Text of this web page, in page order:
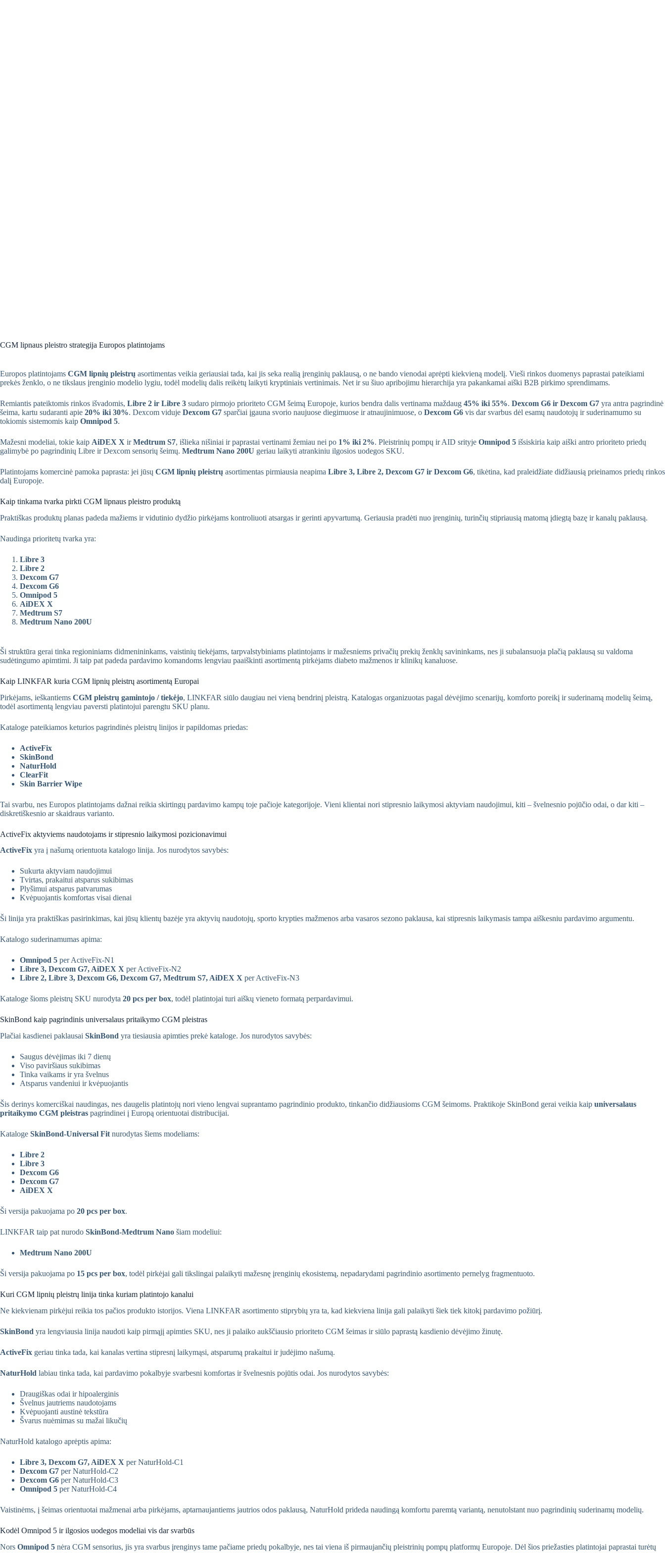
CGM lipnaus pleistro strategija Europos platintojams
Europos platintojams CGM lipnių pleistrų asortimentas veikia geriausiai tada, kai jis seka realią įrenginių paklausą, o ne bando vienodai aprėpti kiekvieną modelį. Vieši rinkos duomenys paprastai pateikiami
prekės ženklo, o ne tikslaus įrenginio modelio lygiu, todėl modelių dalis reikėtų laikyti kryptiniais vertinimais. Net ir su šiuo apribojimu hierarchija yra pakankamai aiški B2B pirkimo sprendimams.
Remiantis pateiktomis rinkos išvadomis, Libre 2 ir Libre 3 sudaro pirmojo prioriteto CGM šeimą Europoje, kurios bendra dalis vertinama maždaug 45% iki 55%. Dexcom G6 ir Dexcom G7 yra antra pagrindinė
šeima, kartu sudaranti apie 20% iki 30%. Dexcom viduje Dexcom G7 sparčiai įgauna svorio naujuose diegimuose ir atnaujinimuose, o Dexcom G6 vis dar svarbus dėl esamų naudotojų ir suderinamumo su
tokiomis sistemomis kaip Omnipod 5.
Mažesni modeliai, tokie kaip AiDEX X irMedtrum S7, išlieka nišiniai ir paprastai vertinami žemiau nei po 1% iki 2%. Pleistrinių pompų ir AID srityje Omnipod 5 išsiskiria kaip aiški antro prioriteto priedų
galimybė po pagrindinių Libre ir Dexcom sensorių šeimų. Medtrum Nano 200U geriau laikyti atrankiniu ilgosios uodegos SKU.
Platintojams komercinė pamoka paprasta: jei jūsų CGM lipnių pleistrų asortimentas pirmiausia neapima Libre 3, Libre 2, Dexcom G7 ir Dexcom G6, tikėtina, kad praleidžiate didžiausią prieinamos priedų rinkos
dalį Europoje.
Kaip tinkama tvarka pirkti CGM lipnaus pleistro produktą
Praktiškas produktų planas padeda mažiems ir vidutinio dydžio pirkėjams kontroliuoti atsargas ir gerinti apyvartumą. Geriausia pradėti nuo įrenginių, turinčių stipriausią matomą įdiegtą bazę ir kanalų paklausą.
Naudinga prioritetų tvarka yra:
Libre 3
Libre 2
Dexcom G7
Dexcom G6
Omnipod 5
AiDEX X
Medtrum S7
Medtrum Nano 200U
Ši struktūra gerai tinka regioniniams didmenininkams, vaistinių tiekėjams, tarpvalstybiniams platintojams ir mažesniems privačių prekių ženklų savininkams, nes ji subalansuoja plačią paklausą su valdoma
sudėtingumo apimtimi. Ji taip pat padeda pardavimo komandoms lengviau paaiškinti asortimentą pirkėjams diabeto mažmenos ir klinikų kanaluose.
Kaip LINKFAR kuria CGM lipnių pleistrų asortimentą Europai
Pirkėjams, ieškantiems CGM pleistrų gamintojo / tiekėjo, LINKFAR siūlo daugiau nei vieną bendrinį pleistrą. Katalogas organizuotas pagal dėvėjimo scenarijų, komforto poreikį ir suderinamą modelių šeimą,
todėl asortimentą lengviau paversti platintojui parengtu SKU planu.
Kataloge pateikiamos keturios pagrindinės pleistrų linijos ir papildomas priedas:
ActiveFix
SkinBond
NaturHold
ClearFit
Skin Barrier Wipe
Tai svarbu, nes Europos platintojams dažnai reikia skirtingų pardavimo kampų toje pačioje kategorijoje. Vieni klientai nori stipresnio laikymosi aktyviam naudojimui, kiti – švelnesnio pojūčio odai, o dar kiti –
diskretiškesnio ar skaidraus varianto.
ActiveFix aktyviems naudotojams ir stipresnio laikymosi pozicionavimui
ActiveFix yra į našumą orientuota katalogo linija. Jos nurodytos savybės:
Sukurta aktyviam naudojimui
Tvirtas, prakaitui atsparus sukibimas
Plyšimui atsparus patvarumas
Kvėpuojantis komfortas visai dienai
Ši linija yra praktiškas pasirinkimas, kai jūsų klientų bazėje yra aktyvių naudotojų, sporto krypties mažmenos arba vasaros sezono paklausa, kai stipresnis laikymasis tampa aiškesniu pardavimo argumentu.
Katalogo suderinamumas apima:
Omnipod 5 per ActiveFix-N1
Libre 3, Dexcom G7, AiDEX X per ActiveFix-N2
Libre 2, Libre 3, Dexcom G6, Dexcom G7, Medtrum S7, AiDEX X per ActiveFix-N3
Kataloge šioms pleistrų SKU nurodyta 20 pcs per box, todėl platintojai turi aiškų vieneto formatą perpardavimui.
SkinBond kaip pagrindinis universalaus pritaikymo CGM pleistras
Plačiai kasdienei paklausai SkinBond yra tiesiausia apimties prekė kataloge. Jos nurodytos savybės:
Saugus dėvėjimas iki 7 dienų
Viso paviršiaus sukibimas
Tinka vaikams ir yra švelnus
Atsparus vandeniui ir kvėpuojantis
Šis derinys komerciškai naudingas, nes daugelis platintojų nori vieno lengvai suprantamo pagrindinio produkto, tinkančio didžiausioms CGM šeimoms. Praktikoje SkinBond gerai veikia kaip universalaus
pritaikymo CGM pleistras pagrindinei į Europą orientuotai distribucijai.
Kataloge SkinBond-Universal Fit nurodytas šiems modeliams:
Libre 2
Libre 3
Dexcom G6
Dexcom G7
AiDEX X
Ši versija pakuojama po 20 pcs per box.
LINKFAR taip pat nurodo SkinBond-Medtrum Nano šiam modeliui:
Medtrum Nano 200U
Ši versija pakuojama po 15 pcs per box, todėl pirkėjai gali tikslingai palaikyti mažesnę įrenginių ekosistemą, nepadarydami pagrindinio asortimento pernelyg fragmentuoto.
Kuri CGM lipnių pleistrų linija tinka kuriam platintojo kanalui
Ne kiekvienam pirkėjui reikia tos pačios produkto istorijos. Viena LINKFAR asortimento stiprybių yra ta, kad kiekviena linija gali palaikyti šiek tiek kitokį pardavimo požiūrį.
SkinBond yra lengviausia linija naudoti kaip pirmąjį apimties SKU, nes ji palaiko aukščiausio prioriteto CGM šeimas ir siūlo paprastą kasdienio dėvėjimo žinutę.
ActiveFix geriau tinka tada, kai kanalas vertina stipresnį laikymąsi, atsparumą prakaitui ir judėjimo našumą.
NaturHold labiau tinka tada, kai pardavimo pokalbyje svarbesni komfortas ir švelnesnis pojūtis odai. Jos nurodytos savybės:
Draugiškas odai ir hipoalerginis
Švelnus jautriems naudotojams
Kvėpuojanti austinė tekstūra
Švarus nuėmimas su mažai likučių
NaturHold katalogo aprėptis apima:
Libre 3, Dexcom G7, AiDEX X per NaturHold-C1
Dexcom G7 per NaturHold-C2
Dexcom G6 per NaturHold-C3
Omnipod 5 per NaturHold-C4
Vaistinėms, į šeimas orientuotai mažmenai arba pirkėjams, aptarnaujantiems jautrios odos paklausą, NaturHold prideda naudingą komfortu paremtą variantą, nenutolstant nuo pagrindinių suderinamų modelių.
Kodėl Omnipod 5 ir ilgosios uodegos modeliai vis dar svarbūs
Nors Omnipod 5 nėra CGM sensorius, jis yra svarbus įrenginys tame pačiame priedų pokalbyje, nes tai viena iš pirmaujančių pleistrinių pompų platformų Europoje. Dėl šios priežasties platintojai paprastai turėtų